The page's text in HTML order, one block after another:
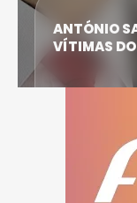
DESPISTE
DAIRE FAZ
CRIANÇA